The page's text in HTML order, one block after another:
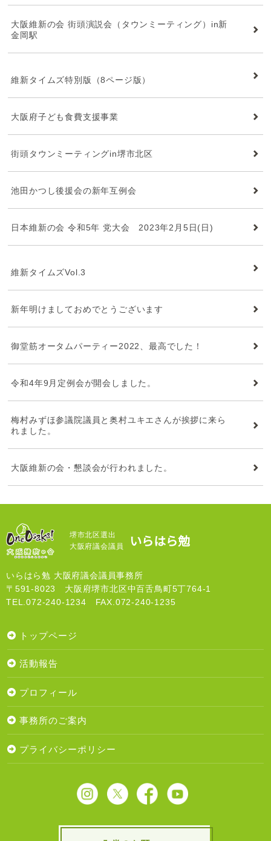
大阪維新の会 街頭演説会（タウンミーティング）in新
金岡駅
維新タイムズ特別版（8ページ版）
大阪府子ども食費支援事業
街頭タウンミーティングin堺市北区
池田かつし後援会の新年互例会
日本維新の会 令和5年 党大会 2023年2月5日(日)
維新タイムズVol.3
新年明けましておめでとうございます
御堂筋オータムパーティー2022、最高でした！
令和4年9月定例会が開会しました。
梅村みずほ参議院議員と奥村ユキエさんが挨拶に来ら
れました。
大阪維新の会・懇談会が行われました。
堺市北区選出
大阪府議会議員
いらはら勉
いらはら勉 大阪府議会議員事務所
〒591-8023 大阪府堺市北区中百舌鳥町5丁764-1
TEL.072-240-1234 FAX.072-240-1235
トップページ
活動報告
プロフィール
事務所のご案内
プライバシーポリシー